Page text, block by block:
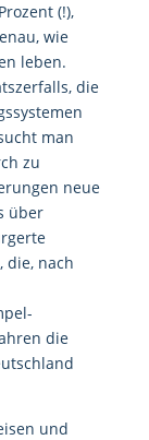
(!),
wie
leben.
die
man
zu
neue
über
die, nach
die
und